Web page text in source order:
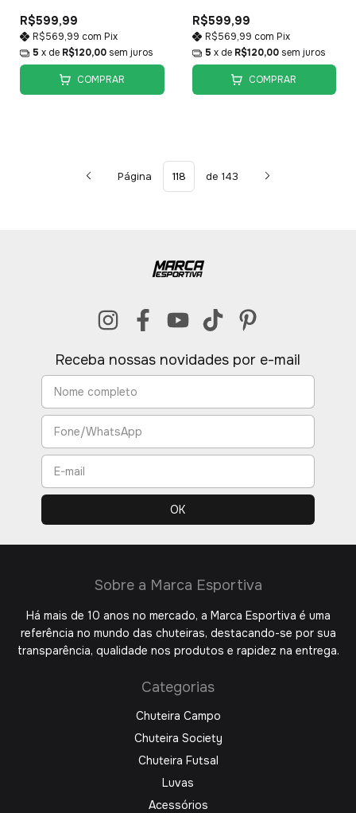
R$599,99
R$569,99 com Pix
5 x de R$120,00 sem juros
COMPRAR
R$599,99
R$569,99 com Pix
5 x de R$120,00 sem juros
COMPRAR
Página de 143
Receba nossas novidades por e-mail
Sobre a Marca Esportiva
Há mais de 10 anos no mercado, a Marca Esportiva é uma
referência no mundo das chuteiras, destacando-se por sua
transparência, qualidade nos produtos e rapidez na entrega.
Categorias
Chuteira Campo
Chuteira Society
Chuteira Futsal
Luvas
Acessórios